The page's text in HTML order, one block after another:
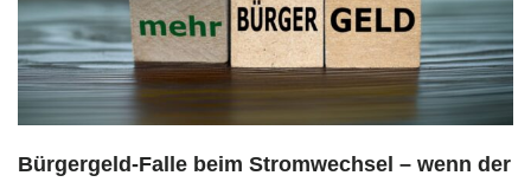
Bürgergeld-Falle beim Stromwechsel – wenn der